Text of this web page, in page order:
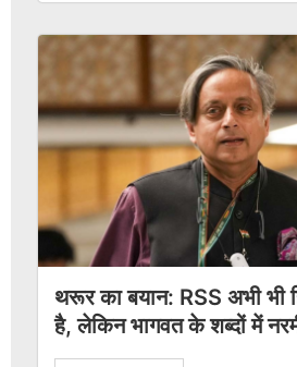
थरूर का बयान: RSS अभी भी
है, लेकिन भागवत के शब्दों में